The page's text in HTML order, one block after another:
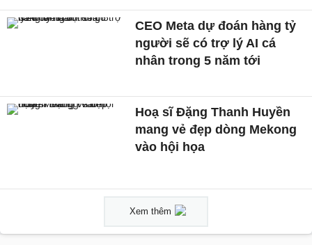
CEO Meta dự đoán hàng tỷ
người sẽ có trợ lý AI cá
nhân trong 5 năm tới
Hoạ sĩ Đặng Thanh Huyền
mang vẻ đẹp dòng Mekong
vào hội họa
Xem thêm